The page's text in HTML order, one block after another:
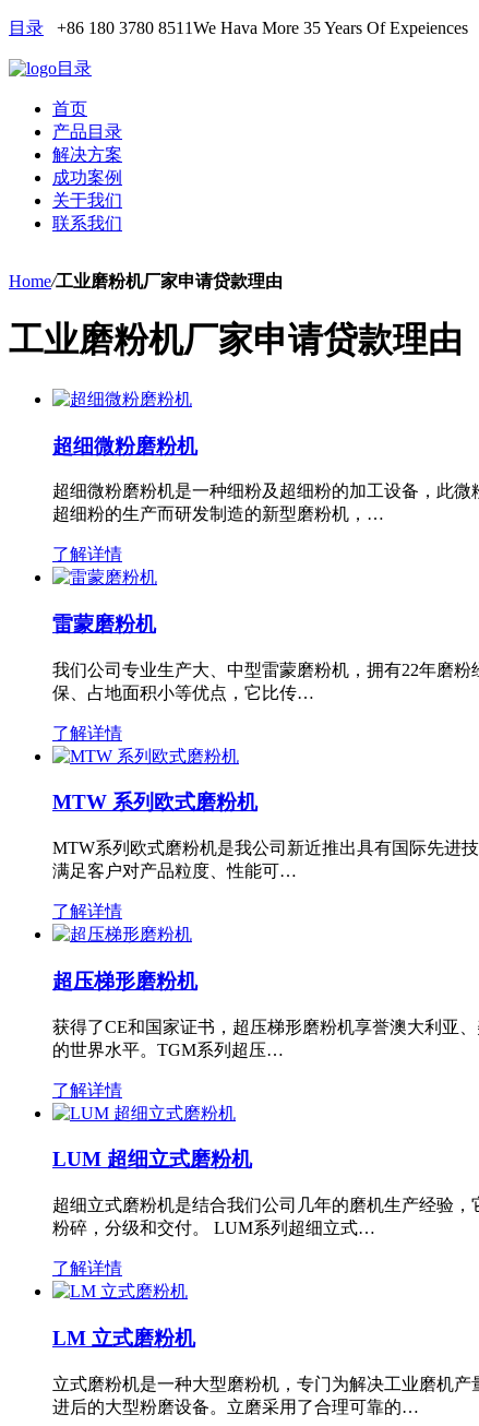
目录 +86 180 3780 8511We Hava More 35 Years Of Expeiences
目录
首页
产品目录
解决方案
成功案例
关于我们
联系我们
Home/工业磨粉机厂家申请贷款理由
工业磨粉机厂家申请贷款理由
超细微粉磨粉机
超细微粉磨粉机是一种细粉及超细粉的加工设备，此
超细粉的生产而研发制造的新型磨粉机，…
了解详情
雷蒙磨粉机
我们公司专业生产大、中型雷蒙磨粉机，拥有22年磨
保、占地面积小等优点，它比传…
了解详情
MTW 系列欧式磨粉机
MTW系列欧式磨粉机是我公司新近推出具有国际先进
满足客户对产品粒度、性能可…
了解详情
超压梯形磨粉机
获得了CE和国家证书，超压梯形磨粉机享誉澳大利亚
的世界水平。TGM系列超压…
了解详情
LUM 超细立式磨粉机
超细立式磨粉机是结合我们公司几年的磨机生产经验
粉碎，分级和交付。 LUM系列超细立式…
了解详情
LM 立式磨粉机
立式磨粉机是一种大型磨粉机，专门为解决工业磨机
进后的大型粉磨设备。立磨采用了合理可靠的…